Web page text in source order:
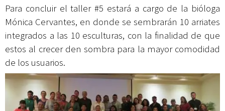
Para concluir el taller #5 estará a cargo de la bióloga
Mónica Cervantes, en donde se sembrarán 10 arriates
integrados a las 10 esculturas, con la finalidad de que
estos al crecer den sombra para la mayor comodidad
de los usuarios.